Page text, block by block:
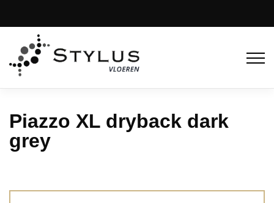
Piazzo XL dryback dark
grey